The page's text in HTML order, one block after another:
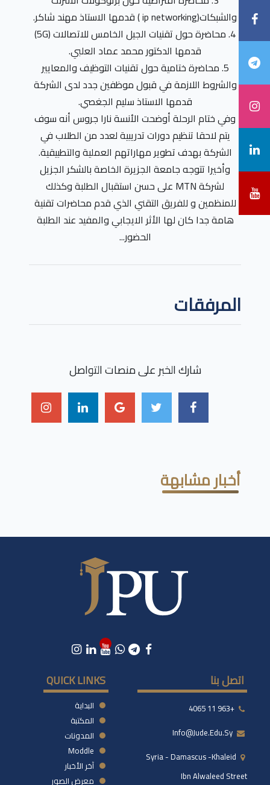
والشبكات(ip networking ) قدمها الاستاذ مهند شاكر.
4. محاضرة حول تقنيات الجيل الخامس للاتصالات (5G)
قدمها الدكتور محمد عماد العلبي.
5. محاضرة ختامية حول تقنيات التوظيف والمعايير
والشروط اللازمة في قبول موظفين جدد لدى الشركة
قدمها الاستاذ سليم الجغصي.
وفي ختام الرحلة أوضحت الأنسة نارا جروس أنه سوف
يتم لاحقا تنظيم دورات تدريبية لعدد من الطلاب في
الشركة بهدف تطوير مهاراتهم العملية والتطبيقية.
وأخيرا تتوجه جامعة الجزيرة الخاصة بالشكر الجزيل
لشركة MTN على حسن استقبال الطلبة وكذلك
للمنظمين و للفريق التقني الذي قدم محاضرات تقنية
هامة جدا كان لها الأثر الايجابي والمفيد عند الطلبة
الحضور...
المرفقات
شارك الخبر على منصات التواصل
أخبار مشابهة
اتصل بنا
+963 11 4065
Syria - Damascus -khaleid
Ibn Alwaleed Street
QUICK LINKS
البداية
المكتبة
المدونات
Moddle
آخر الأخبار
معرض الصور